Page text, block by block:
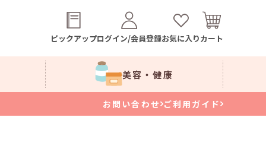
ピックアップログイン/会員登録お気に入りカート
美容・健康
お問い合わせ ご利用ガイド